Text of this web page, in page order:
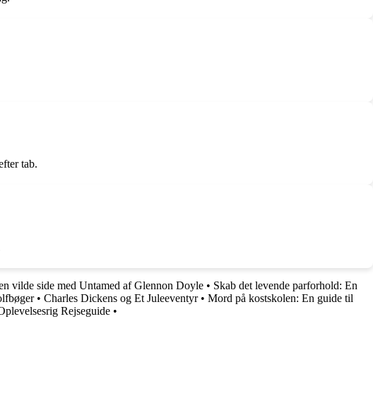
tab.
vilde side med Untamed af Glennon Doyle • Skab det levende parforhold: En
• Charles Dickens og Et Juleeventyr• Mord på kostskolen: En guide til
Rejseguide •